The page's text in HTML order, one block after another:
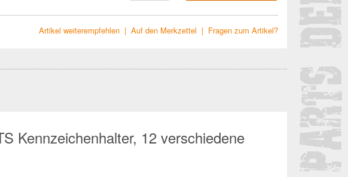
Fragen zum Artikel?
Auf den Merkzettel |
Artikel weiterempfehlen |
Kennzeichenhalter, 12 verschiedene